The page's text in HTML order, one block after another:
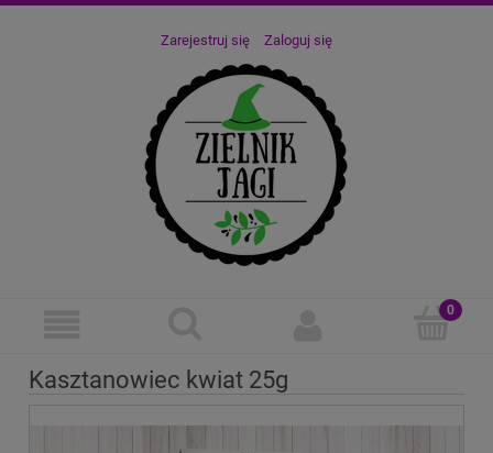
Zarejestruj się Zaloguj się
Kasztanowiec kwiat 25g